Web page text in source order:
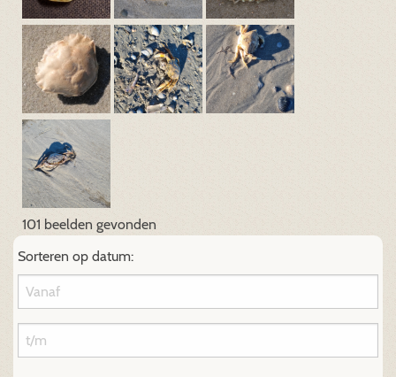
101 beelden gevonden
Sorteren op datum: